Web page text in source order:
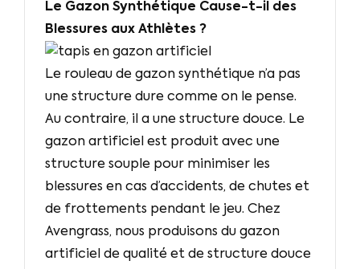
Le Gazon Synthétique Cause-t-il des
Blessures aux Athlètes ?
Le rouleau de gazon synthétique n’a pas
une structure dure comme on le pense.
Au contraire, il a une structure douce. Le
gazon artificiel est produit avec une
structure souple pour minimiser les
blessures en cas d’accidents, de chutes et
de frottements pendant le jeu. Chez
Avengrass, nous produisons du gazon
artificiel de qualité et de structure douce